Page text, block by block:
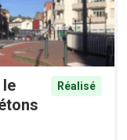
Réalisé